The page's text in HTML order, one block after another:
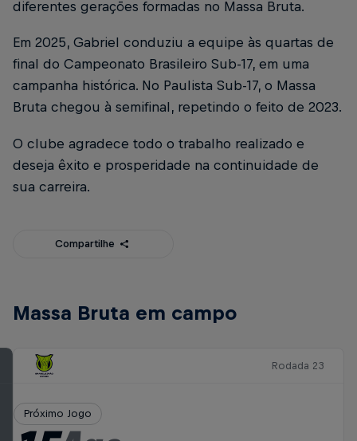
diferentes gerações formadas no Massa Bruta.
Em 2025, Gabriel conduziu a equipe às quartas de
final do Campeonato Brasileiro Sub-17, em uma
campanha histórica. No Paulista Sub-17, o Massa
Bruta chegou à semifinal, repetindo o feito de 2023.
O clube agradece todo o trabalho realizado e
deseja êxito e prosperidade na continuidade de
sua carreira.
Compartilhe
Massa Bruta em campo
Rodada 23
Próximo Jogo